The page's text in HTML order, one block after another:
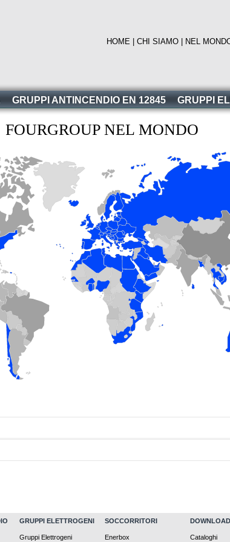
HOME CHI SIAMO| NEL
GRUPPI ANTINCENDIO EN 12845 GRUPPI
FOURGROUP NEL MONDO
GRUPPI ELETTROGENI
Gruppi Elettrogeni
SOCCORRITORI
Enerbox
DOWNLOAD
Cataloghi